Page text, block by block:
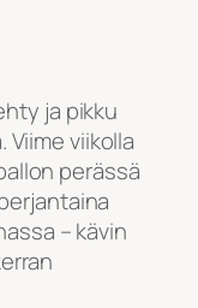
ja pikku
viikolla
perässä
– kävin